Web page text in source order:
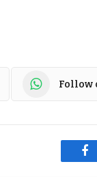
Follow